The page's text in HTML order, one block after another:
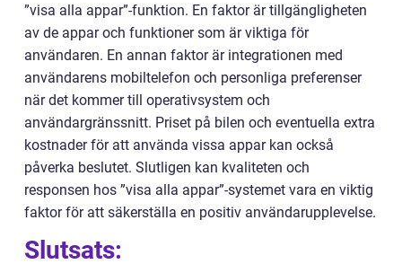
”visa alla appar”-funktion. En faktor är tillgängligheten
av de appar och funktioner som är viktiga för
användaren. En annan faktor är integrationen med
användarens mobiltelefon och personliga preferenser
när det kommer till operativsystem och
användargränssnitt. Priset på bilen och eventuella extra
kostnader för att använda vissa appar kan också
påverka beslutet. Slutligen kan kvaliteten och
responsen hos ”visa alla appar”-systemet vara en viktig
faktor för att säkerställa en positiv användarupplevelse.
Slutsats: